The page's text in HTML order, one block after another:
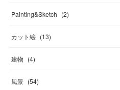
Painting&Sketch (2)
カット絵 (13)
建物 (4)
風景 (54)